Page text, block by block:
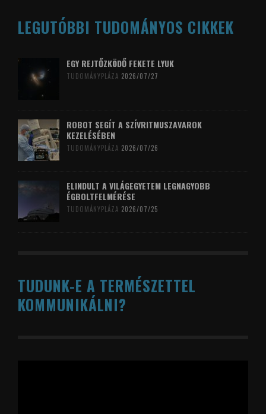
LEGUTÓBBI TUDOMÁNYOS CIKKEK
EGY REJTŐZKÖDŐ FEKETE LYUK
TUDOMÁNYPLÁZA 2026/07/27
ROBOT SEGÍT A SZÍVRITMUSZAVAROK
KEZELÉSÉBEN
TUDOMÁNYPLÁZA 2026/07/26
ELINDULT A VILÁGEGYETEM LEGNAGYOBB
ÉGBOLTFELMÉRÉSE
TUDOMÁNYPLÁZA 2026/07/25
TUDUNK-E A TERMÉSZETTEL
KOMMUNIKÁLNI?